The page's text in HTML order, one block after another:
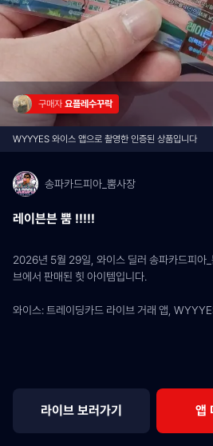
구매자 요플레수꾸락
WYYYES 와이스 앱으로 촬영한 인증된 상품입니다
송파카드피아_뿜사장
레이븐븐 뿜 !!!!!
2026년 5월 29일, 와이스 딜러 송파카드피아_
브에서 판매된 힛 아이템입니다.
와이스: 트레이딩카드 라이브 거래 앱,
라이브 보러가기 앱